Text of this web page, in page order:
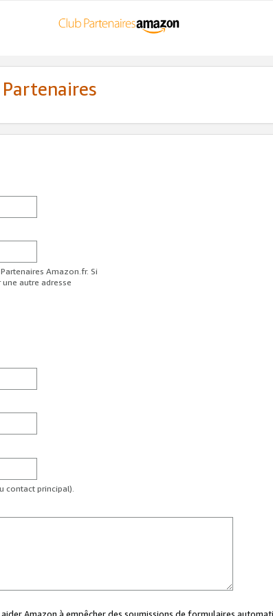
Amazon.fr. Si
autre adresse
contact principal).